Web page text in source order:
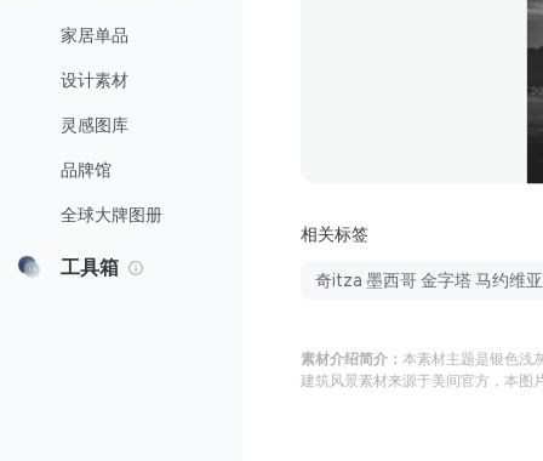
家居单品
设计素材
灵感图库
品牌馆
全球大牌图册
工具箱
相关标签
奇itza 墨西哥 金字塔 马约维
素材介绍简介：本素材主题是银色浅
建筑风景素材来源于美间官方 ，本图